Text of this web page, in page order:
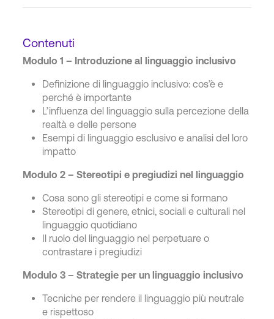
Contenuti
Modulo 1 – Introduzione al linguaggio inclusivo
Definizione di linguaggio inclusivo: cos’è e
perché è importante
L’influenza del linguaggio sulla percezione della
realtà e delle persone
Esempi di linguaggio esclusivo e analisi del loro
impatto
Modulo 2 – Stereotipi e pregiudizi nel linguaggio
Cosa sono gli stereotipi e come si formano
Stereotipi di genere, etnici, sociali e culturali nel
linguaggio quotidiano
Il ruolo del linguaggio nel perpetuare o
contrastare i pregiudizi
Modulo 3 – Strategie per un linguaggio inclusivo
Tecniche per rendere il linguaggio più neutrale
e rispettoso